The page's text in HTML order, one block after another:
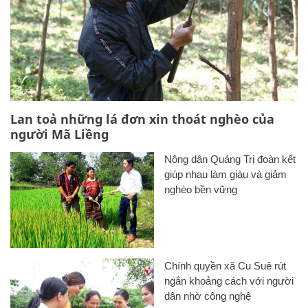
Lan toả những lá đơn xin thoát nghèo của
người Mã Liềng
Nông dân Quảng Trị đoàn kết
giúp nhau làm giàu và giảm
nghèo bền vững
Chính quyền xã Cu Suê rút
ngắn khoảng cách với người
dân nhờ công nghệ